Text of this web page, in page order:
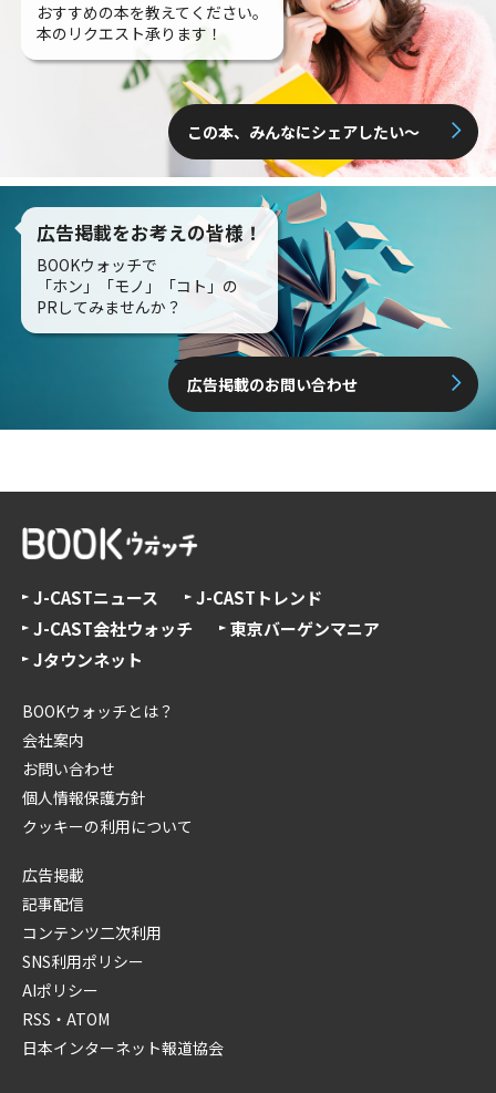
おすすめの本を教えてください。
本のリクエスト承ります！
この本、みんなにシェアしたい〜
広告掲載をお考えの皆様！
BOOKウォッチで
「ホン」「モノ」「コト」の
PRしてみませんか？
広告掲載のお問い合わせ
J-CASTニュース
J-CASTトレンド
J-CAST会社ウォッチ
東京バーゲンマニア
Jタウンネット
BOOKウォッチとは？
会社案内
お問い合わせ
個人情報保護方針
クッキーの利用について
広告掲載
記事配信
コンテンツ二次利用
SNS利用ポリシー
AIポリシー
RSS・ATOM
日本インターネット報道協会